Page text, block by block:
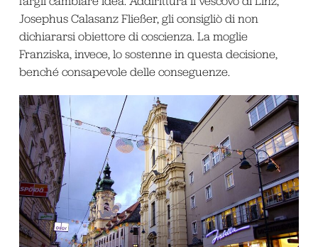
Josephus Calasanz Fließer, gli consigliò di non
dichiararsi obiettore di coscienza. La moglie
Franziska, invece, lo sostenne in questa decisione,
benché consapevole delle conseguenze.